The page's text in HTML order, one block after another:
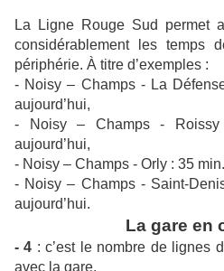
La Ligne Rouge Sud permet
considérablement les temps
périphérie. À titre d’exemples :
- Noisy – Champs - La
aujourd’hui,
- Noisy – Champs -
aujourd’hui,
- Noisy – Champs - Orly : 35
- Noisy – Champs - Saint-
aujourd’hui.
La gare en
- 4 : c’est le nombre de lignes
avec la gare.